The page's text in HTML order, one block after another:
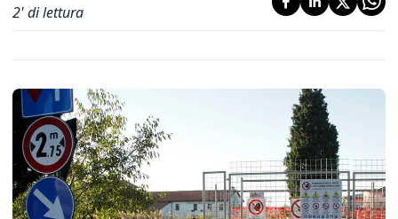
2' di lettura